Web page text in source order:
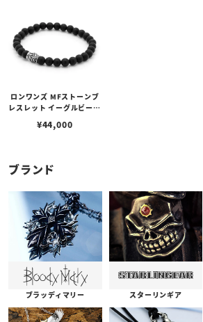
ロンワンズ MFストーンブ
レスレット イーグルビーズ
¥44,000
ブランド
ブラッディマリー スターリンギア